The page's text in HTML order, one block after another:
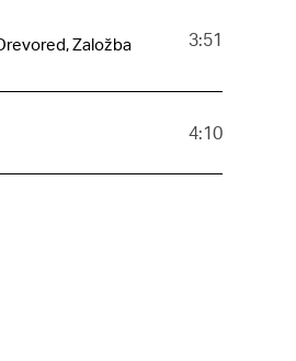
Založba
3:51
4:10